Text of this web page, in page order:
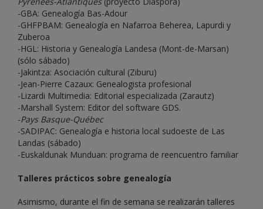
-GBA: Genealogía Bas-Adour
-GHFPBAM: Genealogía en Nafarroa Beherea, Lapurdi y
Zuberoa
-HGL: Historia y Genealogía Landesa (Mont-de-Marsan)
(sólo sábado)
-Jakintza: Asociación cultural (Ziburu)
-Jean-Pierre Cazaux: Genealogista profesional
-Lizardi Multimedia: Editorial especializada (Zarautz)
-Marshall System: Editor del software GDS.
-Pays Basque-Québec
-SADIPAC: Genealogía e historia local sudoeste de Las
Landas (sábado)
-Euskaldunak Munduan: programa de reencuentro familiar
Talleres prácticos sobre genealogía
Asimismo, durante el fin de semana se realizarán talleres